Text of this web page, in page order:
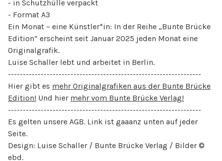
- in Schutzhülle verpackt
- Format A3
Ein Monat – eine Künstler*in: In der Reihe „Bunte Brücke
Edition“ erscheint seit Januar 2025 jeden Monat eine
Originalgrafik.
Luise Schaller lebt und arbeitet in Berlin.
-----------------------------------------------------------------
Hier gibt es mehr Originalgrafiken aus der Bunte Brücke
Edition! Und hier mehr vom Bunte Brücke Verlag!
-----------------------------------------------------------------
Es gelten unsere AGB. Link ist gaaanz unten auf jeder
Seite.
Design: Luise Schaller / Bunte Brücke Verlag / Bilder ©
ebd.